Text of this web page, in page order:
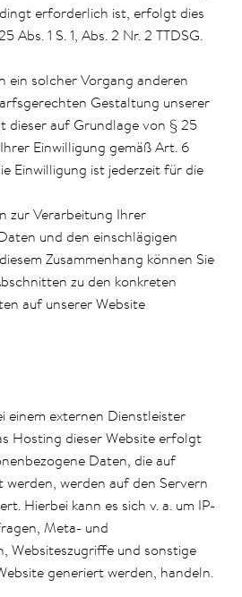
erforderlich ist, erfolgt dies
Abs. 1 S. 1, Abs. 2 Nr. 2 TTDSG.
ein solcher Vorgang anderen
Gestaltung unserer
dieser auf Grundlage von § 25
Einwilligung gemäß Art. 6
Einwilligung ist jederzeit für die
zur Verarbeitung Ihrer
und den einschlägigen
Zusammenhang können Sie
zu den konkreten
auf unserer Website
einem externen Dienstleister
Hosting dieser Website erfolgt
Daten, die auf
werden, werden auf den Servern
Hierbei kann es sich v. a. um IP-
Meta- und
Websiteszugriffe und sonstige
generiert werden, handeln.